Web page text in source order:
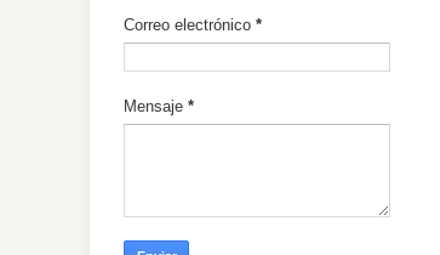
Correo electrónico *
Mensaje *